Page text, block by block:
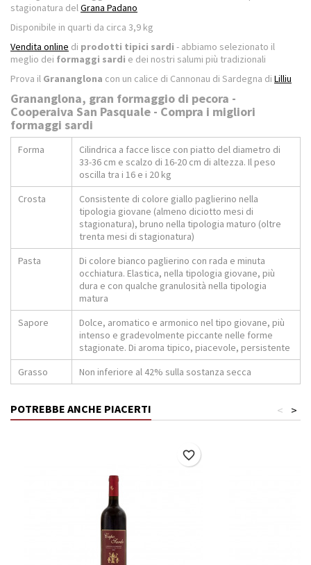
stagionatura delGrana Padano
Disponibile in quarti da circa 3,9 kg
Vendita online di prodotti tipici sardi - abbiamo selezionato il
meglio dei formaggi sardi e dei nostri salumi più tradizionali
Prova il Grananglona con un calice di Cannonau di Sardegna di Lilliu
Grananglona, gran formaggio di pecora -
Cooperaiva San Pasquale - Compra i migliori
formaggi sardi
Forma
Cilindrica a facce lisce con piatto del diametro di
33-36 cm e scalzo di 16-20 cm di altezza. Il peso
oscilla tra i 16 e i 20 kg
Crosta
Consistente di colore giallo paglierino nella
tipologia giovane (almeno diciotto mesi di
stagionatura), bruno nella tipologia maturo (oltre
trenta mesi di stagionatura)
Pasta
Di colore bianco paglierino con rada e minuta
occhiatura. Elastica, nella tipologia giovane, più
dura e con qualche granulosità nella tipologia
matura
Sapore
Dolce, aromatico e armonico nel tipo giovane, più
intenso e gradevolmente piccante nelle forme
stagionate. Di aroma tipico, piacevole, persistente
Grasso
Non inferiore al 42% sulla sostanza secca
POTREBBE ANCHE PIACERTI >
<
favorite_border